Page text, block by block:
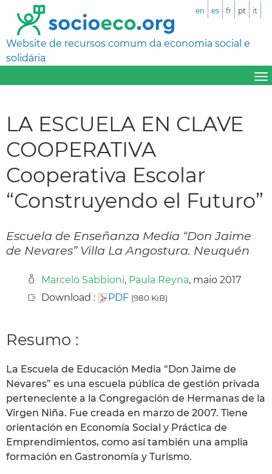
Website de recursos comum da economia social e
solidária
en es fr pt it
LA ESCUELA EN CLAVE
COOPERATIVA
Cooperativa Escolar
“Construyendo el Futuro”
Escuela de Enseñanza Media “Don Jaime
de Nevares” Villa La Angostura. Neuquén
Marcelo Sabbioni, Paula Reyna, maio 2017
Download :
PDF (980 KiB)
Resumo :
La Escuela de Educación Media “Don Jaime de
Nevares” es una escuela pública de gestión privada
perteneciente a la Congregación de Hermanas de la
Virgen Niña. Fue creada en marzo de 2007. Tiene
orientación en Economía Social y Práctica de
Emprendimientos, como así también una amplia
formación en Gastronomía y Turismo.